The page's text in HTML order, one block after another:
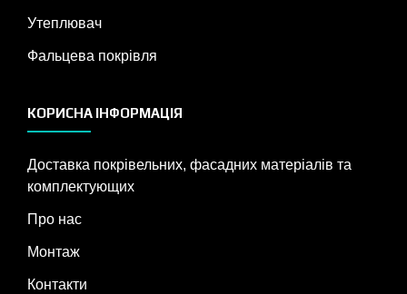
Утеплювач
Фальцева покрівля
КОРИСНА ІНФОРМАЦІЯ
Доставка покрівельних, фасадних матеріалів та
комплектующих
Про нас
Монтаж
Контакти